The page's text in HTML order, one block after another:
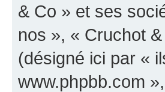
& Co » et ses
nos », « Cruchot
(désigné ici par «
www.phpbb.com